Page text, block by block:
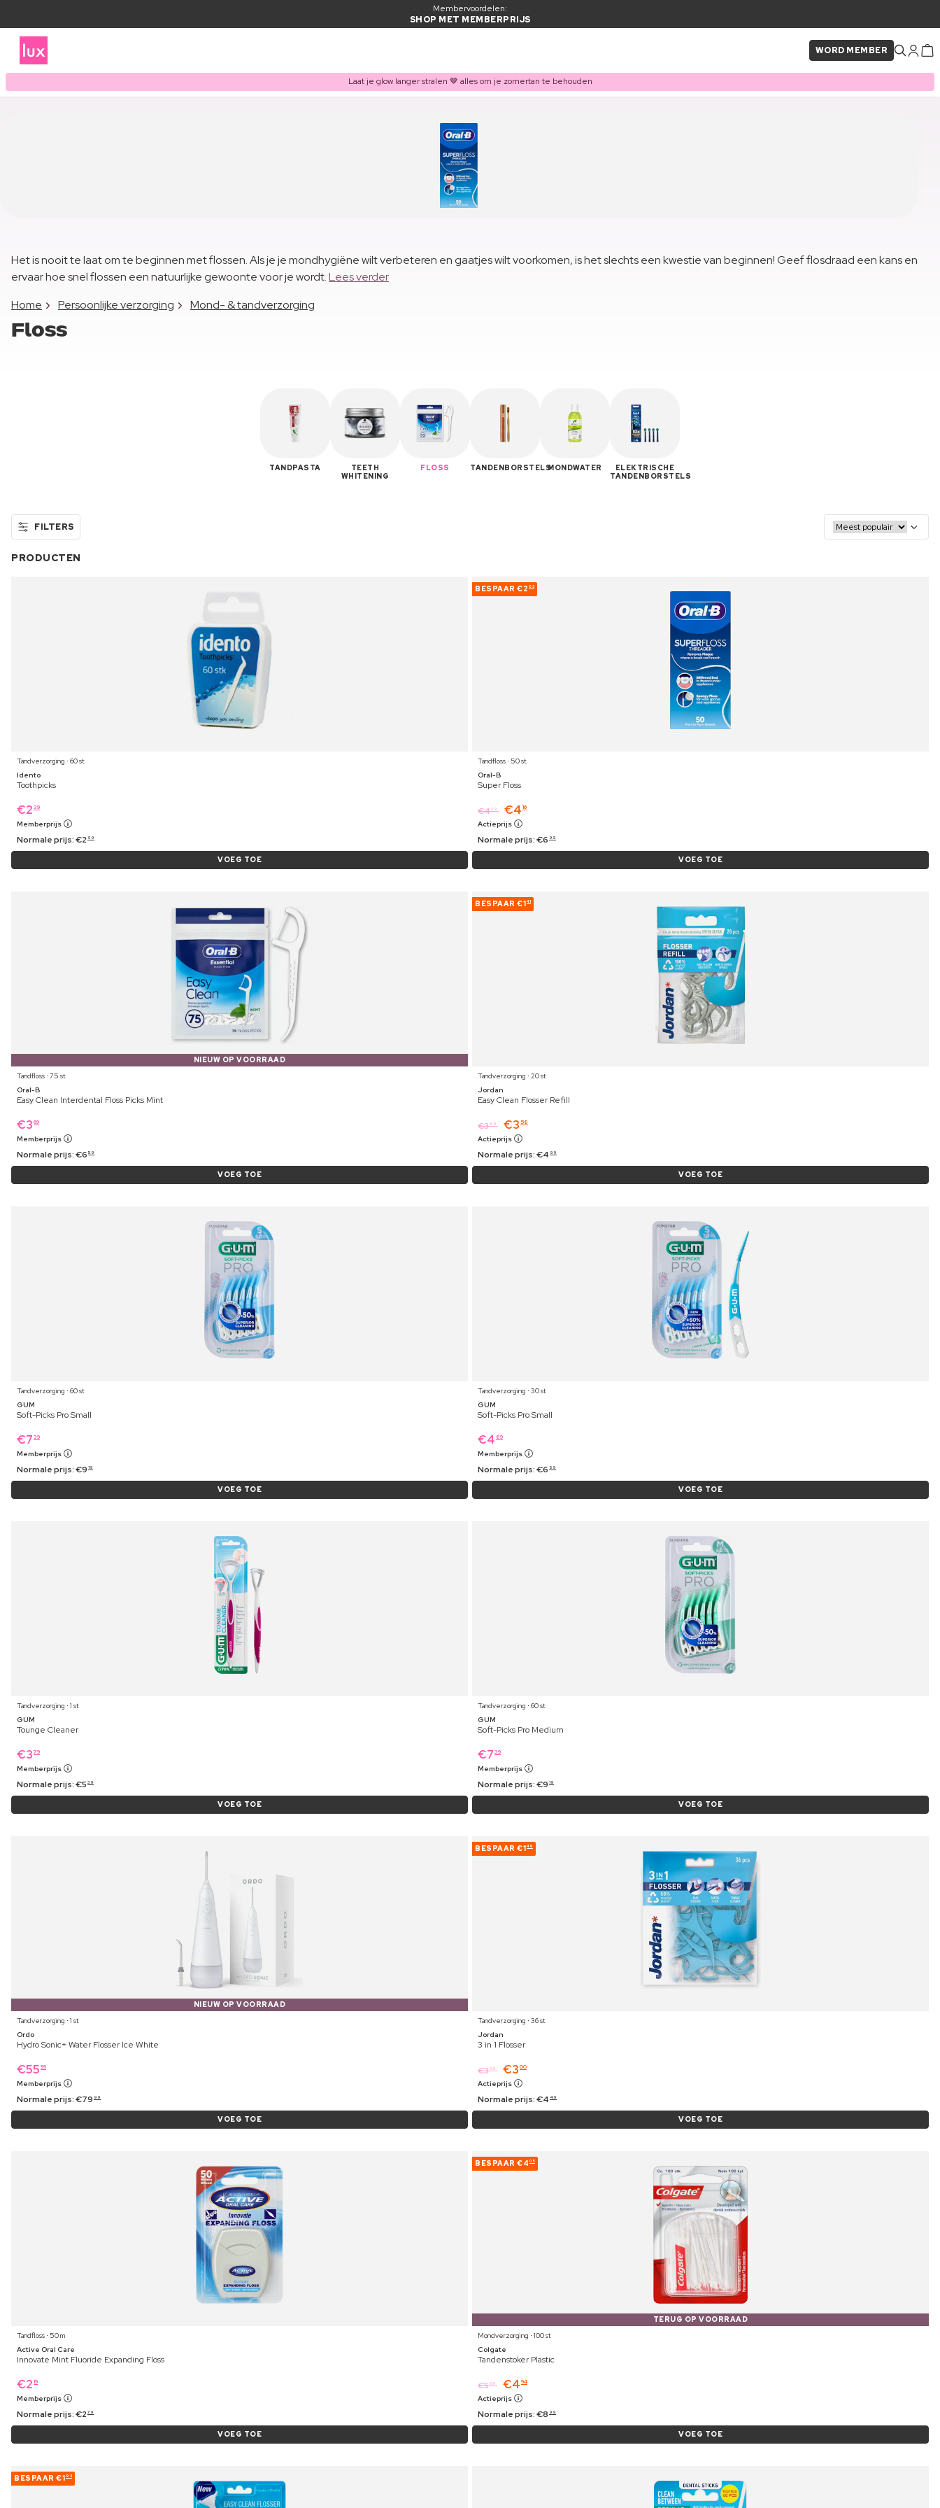
Membervoordelen:
SHOP MET MEMBERPRIJS
WORD MEMBER
Laat je glow langer stralen 🤎 alles om je zomertan te behouden
Het is nooit te laat om te beginnen met flossen. Als je je mondhygiëne wilt verbeteren en gaatjes wilt voorkomen, is het slechts een kwestie van beginnen! Geef flosdraad een kans en
ervaar hoe snel flossen een natuurlijke gewoonte voor je wordt.Lees verder
Home
Persoonlijke verzorging Mond- & tandverzorging
Floss
TANDPASTA
TEETH
WHITENING
FLOSS TANDENBORSTELSMONDWATER
ELEKTRISCHE
TANDENBORSTELS
FILTERS
PRODUCTEN
Tandverzorging ⋅ 60 st
Idento
Toothpicks
€2 39
Memberprijs
Normale prijs:€2 99
VOEG TOE
BESPAAR €2 83
Tandfloss ⋅ 50 st
Oral-B
Super Floss
€429 €4 16
Actieprijs
Normale prijs:€6 99
VOEG TOE
NIEUW OP VOORRAAD
Tandfloss ⋅ 75 st
Oral-B
Easy Clean Interdental Floss Picks Mint
€3 69
Memberprijs
Normale prijs:€6 59
VOEG TOE
BESPAAR €141
Tandverzorging ⋅ 20 st
Jordan
Easy Clean Flosser Refill
€3 69 €3 58
Actieprijs
Normale prijs:€4 99
VOEG TOE
Tandverzorging ⋅ 60 st
GUM
Soft-Picks Pro Small
€7 39
Memberprijs
Normale prijs:€9 19
VOEG TOE
Tandverzorging ⋅ 30 st
GUM
Soft-Picks Pro Small
€4 89
Memberprijs
Normale prijs:€6 69
VOEG TOE
Tandverzorging ⋅ 1 st
GUM
Tounge Cleaner
€3 79
Memberprijs
Normale prijs:€5 39
VOEG TOE
Tandverzorging ⋅ 60 st
GUM
Soft-Picks Pro Medium
€7 39
Memberprijs
Normale prijs:€9 19
VOEG TOE
NIEUW OP VOORRAAD
Tandverzorging ⋅ 1 st
Ordo
Hydro Sonic+ Water Flosser Ice White
€55 99
Memberprijs
Normale prijs:€79 99
VOEG TOE
BESPAAR €149
Tandverzorging ⋅ 36 st
Jordan
3 in 1 Flosser
€309 €3 00
Actieprijs
Normale prijs:€4 49
VOEG TOE
Tandfloss ⋅ 50 m
Active Oral Care
Innovate Mint Fluoride Expanding Floss
€2 19
Memberprijs
Normale prijs:€2 79
VOEG TOE
BESPAAR €4 05
TERUG OP VOORRAAD
Mondverzorging ⋅ 100 st
Colgate
Tandenstoker Plastic
€509 €4 94
Actieprijs
Normale prijs:€8 99
VOEG TOE
BESPAAR €1 93